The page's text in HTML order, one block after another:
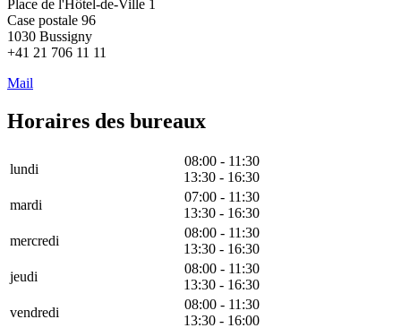
Place de l'Hôtel-de-Ville 1
Case postale 96
1030 Bussigny
+41 21 706 11 11
Mail
Horaires des bureaux
lundi
08:00 - 11:30
13:30 - 16:30
mardi
07:00 - 11:30
13:30 - 16:30
mercredi
08:00 - 11:30
13:30 - 16:30
jeudi
08:00 - 11:30
13:30 - 16:30
vendredi
08:00 - 11:30
13:30 - 16:00